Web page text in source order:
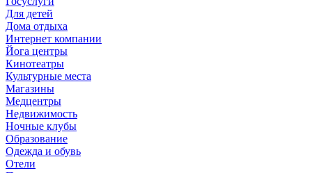
Для детей
Дома отдыха
Интернет компании
Йога центры
Кинотеатры
Культурные места
Магазины
Медцентры
Недвижимость
Ночные клубы
Образование
Одежда и обувь
Отели